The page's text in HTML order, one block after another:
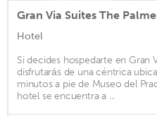
Gran Via Suites The
Hotel
Si decides hospedarte en Gran
disfrutarás de una céntrica
minutos a pie de Museo del
hotel se encuentra a ...